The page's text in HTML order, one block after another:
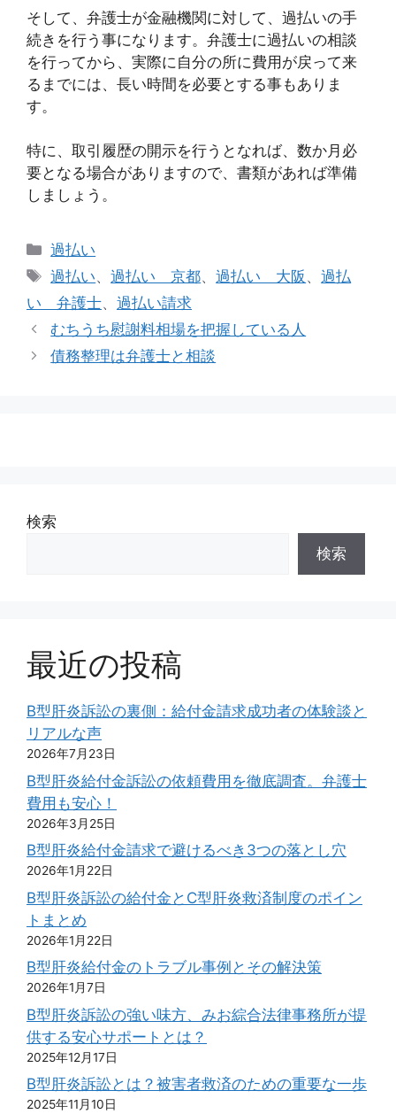
そして、弁護士が金融機関に対して、過払いの手
続きを行う事になります。弁護士に過払いの相談
を行ってから、実際に自分の所に費用が戻って来
るまでには、長い時間を必要とする事もありま
す。
特に、取引履歴の開示を行うとなれば、数か月必
要となる場合がありますので、書類があれば準備
しましょう。
カ
テ
リ
ー
過払い
タ
グ
過払い、過払い 京都、過払い 大阪 、過払
い 弁護士、 過払い請求
むちうち慰謝料相場を把握している人
債務整理は弁護士と相談
検索
検索
最近の投稿
B型肝炎訴訟の裏側：給付金請求成功者の体験談と
リアルな声
2026年7月23日
B型肝炎給付金訴訟の依頼費用を徹底調査。弁護士
費用も安心！
2026年3月25日
B型肝炎給付金請求で避けるべき3つの落とし穴
2026年1月22日
B型肝炎訴訟の給付金とC型肝炎救済制度のポイン
トまとめ
2026年1月22日
B型肝炎給付金のトラブル事例とその解決策
2026年1月7日
B型肝炎訴訟の強い味方、みお綜合法律事務所が提
供する安心サポートとは？
2025年12月17日
B型肝炎訴訟とは？被害者救済のための重要な一歩
2025年11月10日